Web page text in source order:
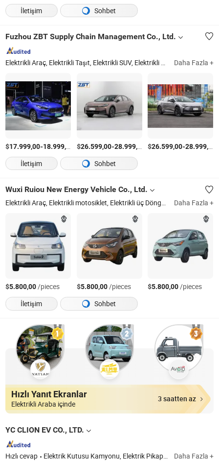
İletişim
Sohbet
Fuzhou ZBT Supply Chain Management Co., Ltd.
Elektrikli Araç, Elektrikli Taşıt, Elektrikli SUV, Elektrikli Sedan, Elektrikli Minikara, Hatchback Araç, Otomobil, İkinci El Araç, Traktör Kamyon, Dökme Kamyon Daha Fazla +
$17.999,00-18.999,00 /Parça
$26.599,00-28.999,00 /Parça
$26.599,00-28.999,00
İletişim
Sohbet
Wuxi Ruiou New Energy Vehicle Co., Ltd.
Elektrikli Araç, Elektrikli motosiklet, Elektrikli üç Döngü, Elektrikli Makas, Düşük Hızlı Araç, Mini SUV, Elektrikli Kamyon, Motor Bisikleti, Pedal Motorsiklet, 4 Tekerlekli Araba Daha Fazla +
$5.800,00/pieces $5.800,00/pieces $5.800,00/pieces
İletişim
Sohbet
Hızlı Yanıt Ekranlar
Elektrikli Araba içinde
3 saatten az
YC CLION EV CO., LTD.
Hızlı cevap Elektrik Kutusu Kamyonu, Elektrik Pikap Kamyonu, Elektrik Araç, Elektrik Minitruck, Elektrik Araba, Lityum Pil Paketi ve Şarj Aleti, Klimalı Golf Aracı, Elektrik Gezi Otobüsü, Elektrikli Motor ve Kontrol Cihazı, Elektrikli Sürüş Sistemi Daha Fazla +